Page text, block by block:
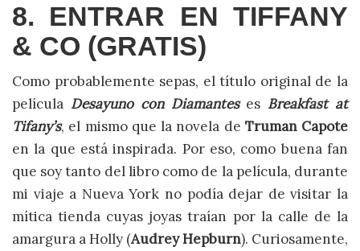
8. ENTRAR EN TIFFANY
& CO (GRATIS)
Como probablemente sepas, el título original de la
película Desayuno con Diamantes es Breakfast at
Tifany’s, el mismo que la novela de Truman Capote
en la que está inspirada. Por eso, como buena fan
que soy tanto del libro como de la película, durante
mi viaje a Nueva York no podía dejar de visitar la
mítica tienda cuyas joyas traían por la calle de la
amargura a Holly (Audrey Hepburn). Curiosamente,